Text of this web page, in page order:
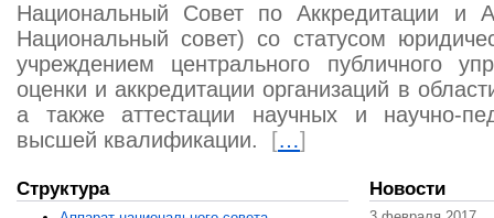
Национальный Совет по Аккредитации и
Национальный совет) со статусом
учреждением центрального публичного
оценки и аккредитации организаций в
а также аттестации научных и научно-
высшей квалификации.
[…]
Структура Новости